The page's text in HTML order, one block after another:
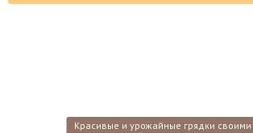
Красивые и урожайные грядки своими